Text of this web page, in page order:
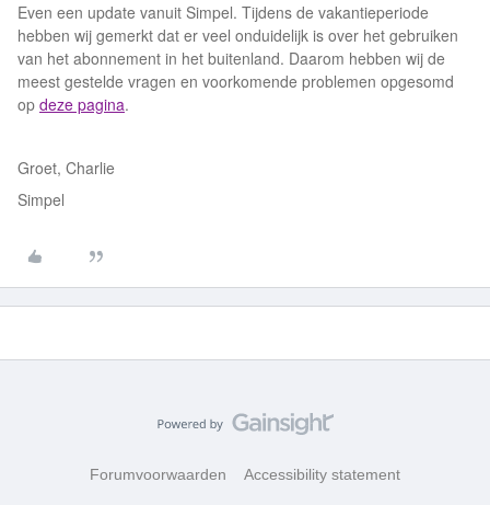
Even een update vanuit Simpel. Tijdens de vakantieperiode
hebben wij gemerkt dat er veel onduidelijk is over het gebruiken
van het abonnement in het buitenland. Daarom hebben wij de
meest gestelde vragen en voorkomende problemen opgesomd
op deze pagina.
Groet, Charlie
Simpel
Forumvoorwaarden Accessibility statement